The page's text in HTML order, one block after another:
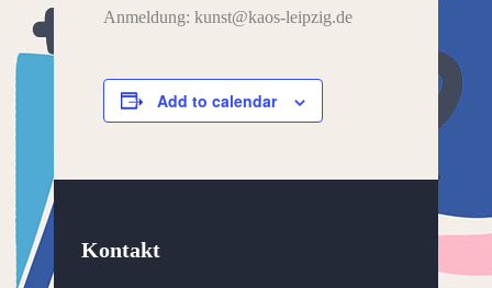
Anmeldung: kunst@kaos-leipzig.de
Add to calendar
Kontakt